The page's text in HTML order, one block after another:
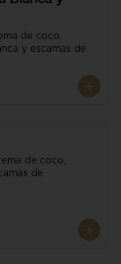
de coco,
y escamas de
de coco,
de